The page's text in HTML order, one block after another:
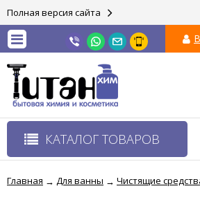
Полная версия сайта
КАТАЛОГ ТОВАРОВ
Главная → Для ванны → Чистящие